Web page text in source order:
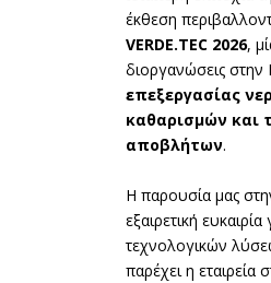
έκθεση
VERDE.TEC 2026,
διοργανώσεις στην
επεξεργασίας
καθαρισμών και
αποβλήτων.
Η παρουσία μας
εξαιρετική
τεχνολογικών
παρέχει η εταιρεία